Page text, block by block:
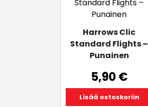
Harrows Clic
Standard Flights –
Punainen
5,90€
Lisää ostoskoriin